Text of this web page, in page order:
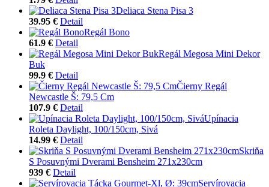
Deliaca Stena Pisa 3
39.95 € Detail
Regál Bono
61.9 € Detail
Regál Megosa Mini Dekor
Buk
99.9 € Detail
Čierny Regál
Newcastle Š: 79,5 Cm
107.9 € Detail
Upínacia
Roleta Daylight, 100/150cm, Sivá
14.99 € Detail
Skriňa
S Posuvnými Dverami Bensheim 271x230cm
939 € Detail
Servírovacia